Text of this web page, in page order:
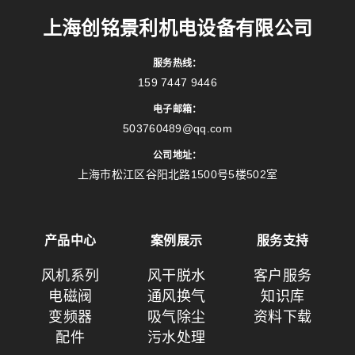
上海创铭景利机电设备有限公司
服务热线：
159 7447 9446
电子邮箱：
503760489@qq.com
公司地址：
上海市松江区谷阳北路1500号5楼502室
产品中心
风机系列
电磁阀
变频器
配件
案例展示
风干脱水
通风换气
吸气除尘
污水处理
服务支持
客户服务
知识库
资料下载